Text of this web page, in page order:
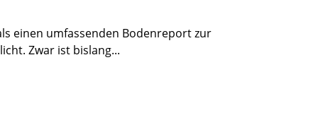
einen umfassenden Bodenreport zur
Zwar ist bislang...